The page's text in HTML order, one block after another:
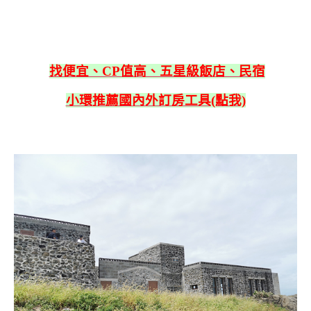
找便宜、CP值高、五星級飯店、民宿
小環推薦國內外訂房工具(點我)